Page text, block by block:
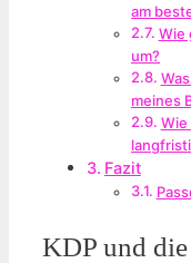
am
Wie
um?
meines
Wie
Fazit
KDP und